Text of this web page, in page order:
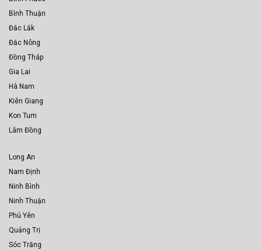
Bình Thuận
Đắc Lắk
Đắc Nông
Đồng Tháp
Gia Lai
Hà Nam
Kiên Giang
Kon Tum
Lâm Đồng
Long An
Nam Định
Ninh Bình
Ninh Thuận
Phú Yên
Quảng Trị
Sóc Trăng